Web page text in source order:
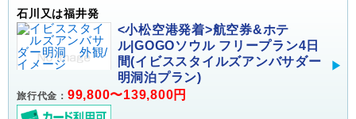
石川又は福井発
<小松空港発着>航空券&ホテ
ル|GOGOソウル フリープラン4日
間(イビススタイルズアンバサダー
明洞泊プラン)
旅行代金： 99,800〜139,800円